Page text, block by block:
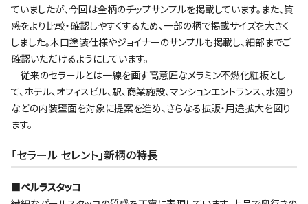
ていましたが、今回は全柄のチップサンプルを掲載しています。また、質
感をより比較・確認しやすくするため、一部の柄で掲載サイズを大きく
しました。木口塗装仕様やジョイナーのサンプルも掲載し、細部までご
確認いただけるようにしています。
従来のセラールとは一線を画す高意匠なメラミン不燃化粧板とし
て、ホテル、オフィスビル、駅、商業施設、マンションエントランス、水廻り
などの内装壁面を対象に提案を進め、さらなる拡販・用途拡大を図り
ます。
｢セラール セレント｣新柄の特長
■ペルラスタッコ